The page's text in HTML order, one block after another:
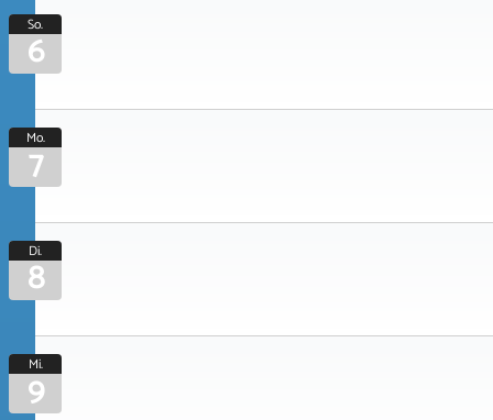
So.
6
Mo.
7
Di.
8
Mi.
9